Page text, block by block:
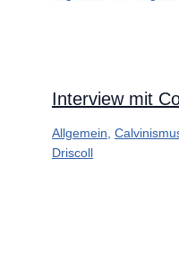
Interview mit
Allgemein,
Driscoll